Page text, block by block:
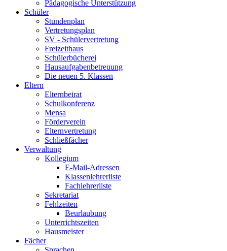
Pädagogische Unterstützung
Schüler
Stundenplan
Vertretungsplan
SV - Schülervertretung
Freizeithaus
Schülerbücherei
Hausaufgabenbetreuung
Die neuen 5. Klassen
Eltern
Elternbeirat
Schulkonferenz
Mensa
Förderverein
Elternvertretung
Schließfächer
Verwaltung
Kollegium
E-Mail-Adressen
Klassenlehrerliste
Fachlehrerliste
Sekretariat
Fehlzeiten
Beurlaubung
Unterrichtszeiten
Hausmeister
Fächer